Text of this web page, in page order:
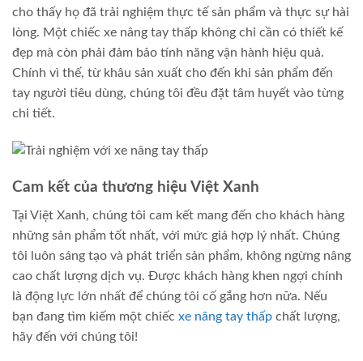
cho thấy họ đã trải nghiệm thực tế sản phẩm và thực sự hài
lòng. Một chiếc xe nâng tay thấp không chỉ cần có thiết kế
đẹp mà còn phải đảm bảo tính năng vận hành hiệu quả.
Chính vì thế, từ khâu sản xuất cho đến khi sản phẩm đến
tay người tiêu dùng, chúng tôi đều đặt tâm huyết vào từng
chi tiết.
Cam kết của thương hiệu Việt Xanh
Tại Việt Xanh, chúng tôi cam kết mang đến cho khách hàng
những sản phẩm tốt nhất, với mức giá hợp lý nhất. Chúng
tôi luôn sáng tạo và phát triển sản phẩm, không ngừng nâng
cao chất lượng dịch vụ. Được khách hàng khen ngợi chính
là động lực lớn nhất để chúng tôi cố gắng hơn nữa. Nếu
bạn đang tìm kiếm một chiếc xe nâng tay thấp chất lượng,
hãy đến với chúng tôi!